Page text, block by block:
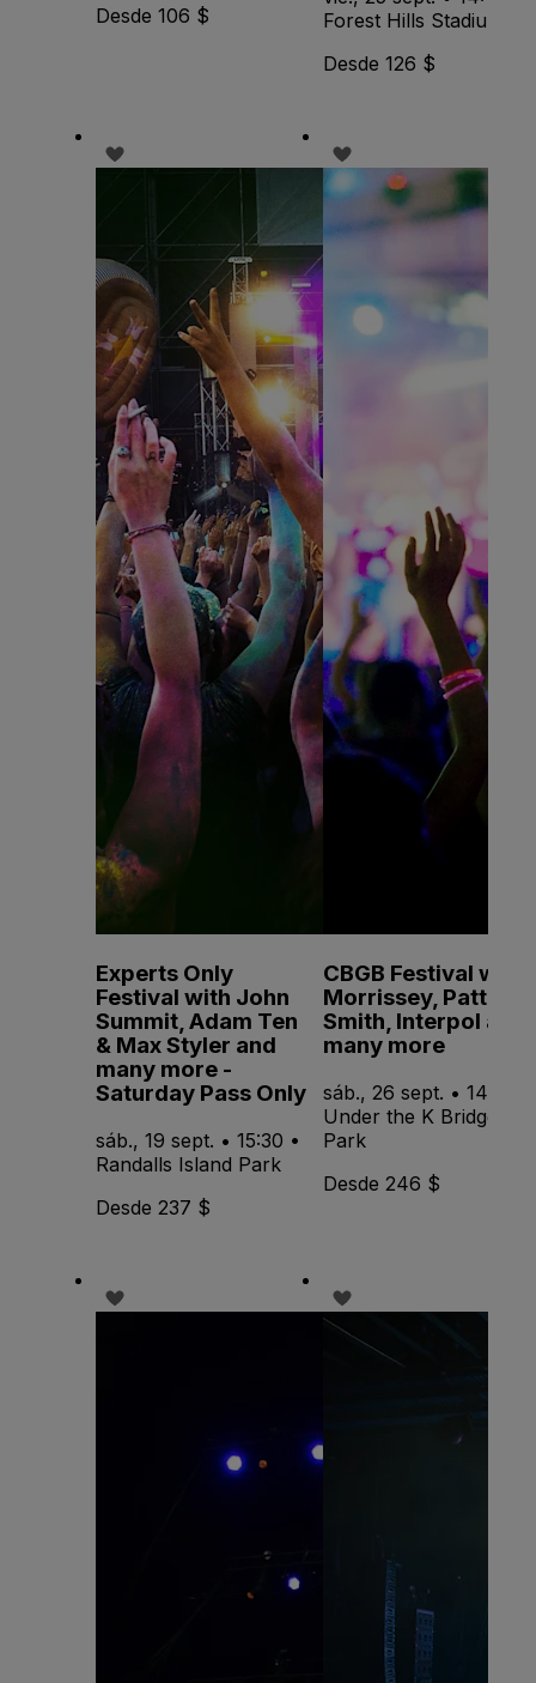
Desde 106 $
Forest Hills Stadium
Desde 126 $
Experts Only
Festival with John
Summit, Adam Ten
& Max Styler and
many more -
Saturday Pass Only
sáb., 19 sept. • 15:30 •
Randalls Island Park
Desde 237 $
CBGB Festival with
Morrissey, Patti
Smith, Interpol and
many more
sáb., 26 sept. • 14:00 •
Under the K Bridge
Park
Desde 246 $